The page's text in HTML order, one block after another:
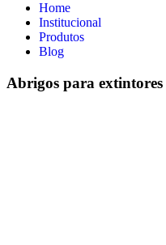
Home
Institucional
Produtos
Blog
Abrigos para extintores